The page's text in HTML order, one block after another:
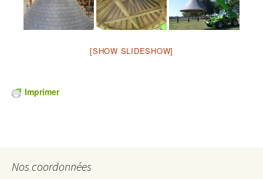
[SHOW SLIDESHOW]
Imprimer
Nos coordonnées